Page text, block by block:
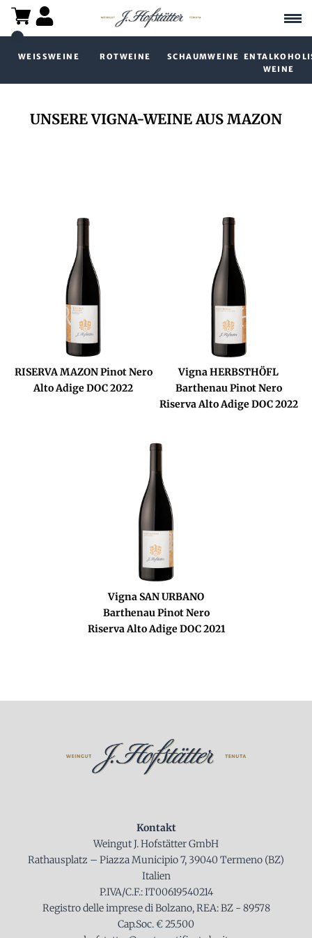
WEISSWEINE ROTWEINE SCHAUMWEINE
WEINE
UNSERE VIGNA-WEINE AUS MAZON
RISERVA MAZON Pinot Nero
Alto Adige DOC 2022
Vigna HERBSTHÖFL
Barthenau Pinot Nero
Riserva Alto Adige DOC 2022
Vigna SAN URBANO
Barthenau Pinot Nero
Riserva Alto Adige DOC 2021
Kontakt
Weingut J. Hofstätter GmbH
Rathausplatz – Piazza Municipio 7, 39040 Termeno (BZ)
Italien
P.IVA/C.F.: IT00619540214
Registro delle imprese di Bolzano, REA: BZ - 89578
Cap.Soc. € 25.500